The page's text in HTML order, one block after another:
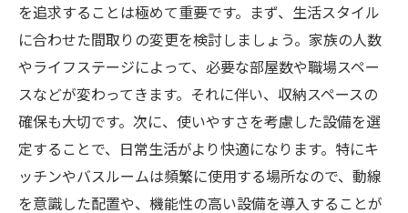
を追求することは極めて重要です。まず、生活スタイル
に合わせた間取りの変更を検討しましょう。家族の人数
やライフステージによって、必要な部屋数や職場スペー
スなどが変わってきます。それに伴い、収納スペースの
確保も大切です。次に、使いやすさを考慮した設備を選
定することで、日常生活がより快適になります。特にキ
ッチンやバスルームは頻繁に使用する場所なので、動線
を意識した配置や、機能性の高い設備を導入することが